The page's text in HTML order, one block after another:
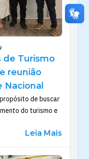
de Turismo
reunião
Nacional
de buscar
do turismo e
Leia Mais